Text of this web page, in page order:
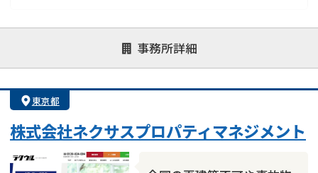
事務所詳細
対応が親身 オンライン面談可能
レスポンスが早い
1億円以上の買取可
東京都
株式会社ネクサスプロパティマネジメント